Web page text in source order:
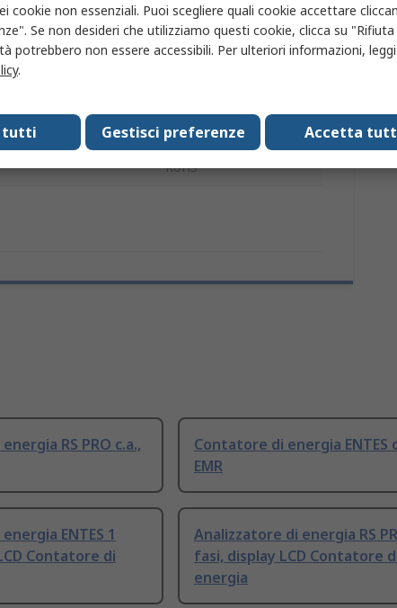
MPR
Contatore di energia
70°C
RoHS
RS PRO c.a.,
Contatore di energia ENTES
EMR
ENTES 1
Contatore di
Analizzatore di energia RS
fasi, display LCD Contatore
energia
cookie non essenziali. Puoi scegliere quali cookie accettare
Se non desideri che utilizziamo questi cookie, clicca su
potrebbero non essere accessibili. Per ulteriori informazioni,
.
Accetta
Gestisci preferenze
tutti